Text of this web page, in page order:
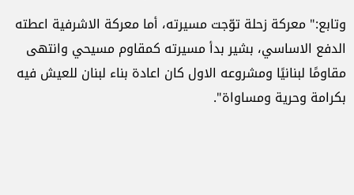
وتابع:" معركة زحلة توّجت مسيرته، أما معركة الاشرفية اعطته
الدفع الاساسي، بشير بدأ مسيرته كمقاوم مسيحي وانتهى
مقاومًا لبنانيًا ومشروعه الاول كان اعادة بناء لبنان للعيش فيه
بكرامة وحرية ومساواة".